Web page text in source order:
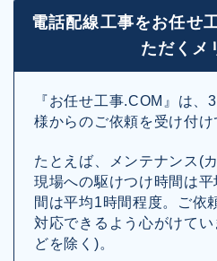
電話配線工事をお任せ
ただくメ
『お任せ工事.COM』は、
様からのご依頼を受け付け
たとえば、メンテナンス(
現場への駆けつけ時間は
間は平均1時間程度。ご依
対応できるよう心がけて
どを除く)。